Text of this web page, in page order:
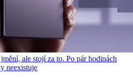
ale stojí za to. Po pár hodinách
neexistuje